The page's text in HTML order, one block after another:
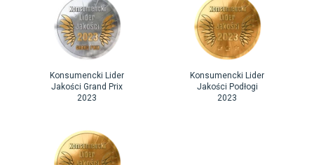
Konsumencki Lider
Jakości Grand Prix
2023
Konsumencki Lider
Jakości Podłogi
2023